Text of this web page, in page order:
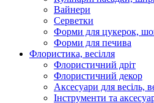
Вайнери
Серветки
Форми для цукерок,
Форми для печива
Флористика, весілля
Флористичний дріт
Флористичний декор
Аксесуари для весіль,
Інструменти та